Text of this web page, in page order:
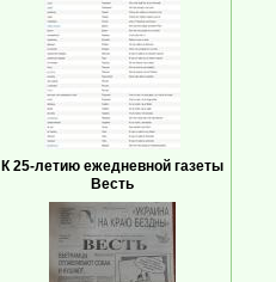
К 25-летию ежедневной газеты
Весть